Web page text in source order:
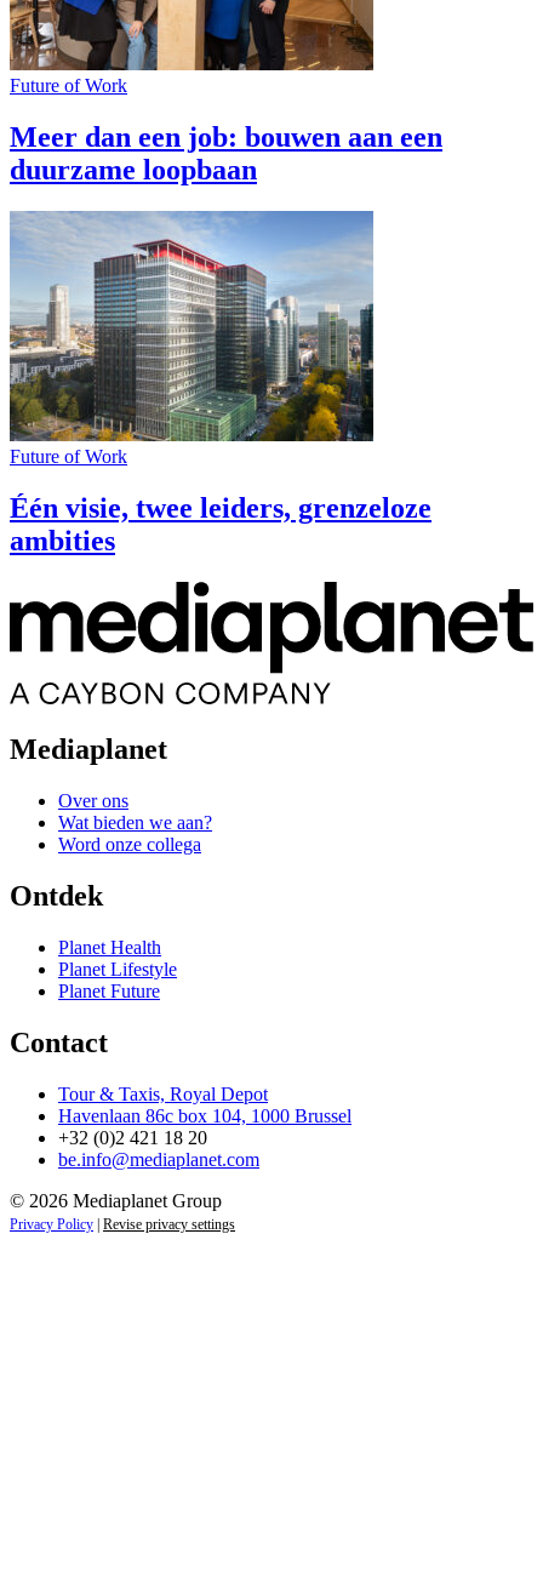
Future of Work
Meer dan een job: bouwen aan een
duurzame loopbaan
Future of Work
Één visie, twee leiders, grenzeloze
ambities
Mediaplanet
Over ons
Wat bieden we aan?
Word onze collega
Ontdek
Planet Health
Planet Lifestyle
Planet Future
Contact
Tour & Taxis, Royal Depot
Havenlaan 86c box 104, 1000 Brussel
+32 (0)2 421 18 20
be.info@mediaplanet.com
© 2026 Mediaplanet Group
Privacy Policy | Revise privacy settings